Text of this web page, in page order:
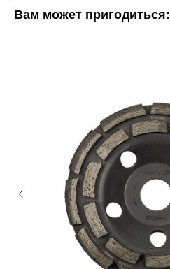
Вам может пригодиться: